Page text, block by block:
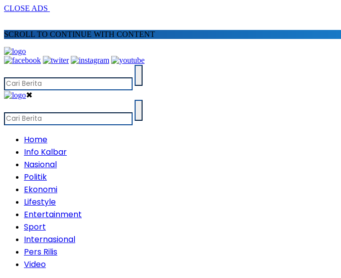
CLOSE ADS
SCROLL TO CONTINUE WITH CONTENT
✖
Home
Info Kalbar
Nasional
Politik
Ekonomi
Lifestyle
Entertainment
Sport
Internasional
Pers Rilis
Video